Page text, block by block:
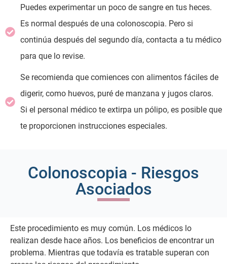
Puedes experimentar un poco de sangre en tus heces.
Es normal después de una colonoscopia. Pero si
continúa después del segundo día, contacta a tu médico
para que lo revise.
Se recomienda que comiences con alimentos fáciles de
digerir, como huevos, puré de manzana y jugos claros.
Si el personal médico te extirpa un pólipo, es posible que
te proporcionen instrucciones especiales.
Colonoscopia - Riesgos
Asociados
Este procedimiento es muy común. Los médicos lo
realizan desde hace años. Los beneficios de encontrar un
problema. Mientras que todavía es tratable superan con